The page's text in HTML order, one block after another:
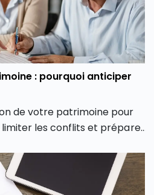
: pourquoi anticiper
de votre patrimoine pour
les conflits et préparer